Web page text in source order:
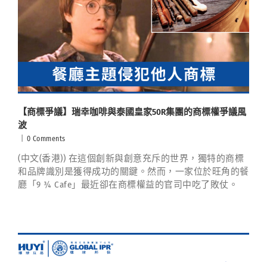
【商標爭議】瑞幸咖啡與泰國皇家50R集團的商標權爭議風
波
0 Comments
(中文(香港)) 在這個創新與創意充斥的世界，獨特的商標
和品牌識別是獲得成功的關鍵。然而，一家位於旺角的餐
廳「9 ¾ Cafe」最近卻在商標權益的官司中吃了敗仗。